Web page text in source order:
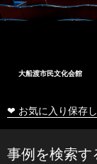
大船渡市民文化会館
❤ お気に入り保存
事例を検索す